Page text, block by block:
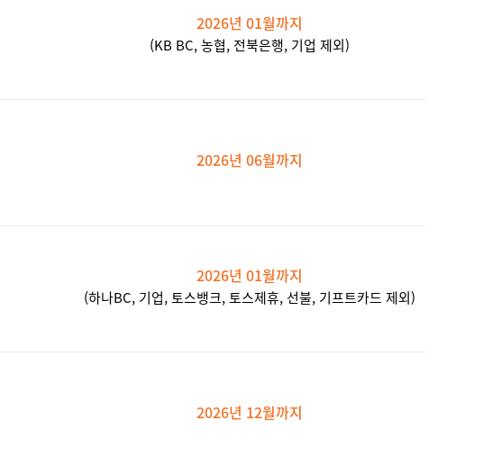
2026년 01월까지
(KB BC, 농협, 전북은행, 기업 제외)
2026년 06월까지
2026년 01월까지
(하나BC, 기업, 토스뱅크, 토스제휴, 선불, 기프트카드 제외)
2026년 12월까지